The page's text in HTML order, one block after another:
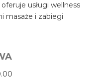
usługi wellness
masaże i zabiegi